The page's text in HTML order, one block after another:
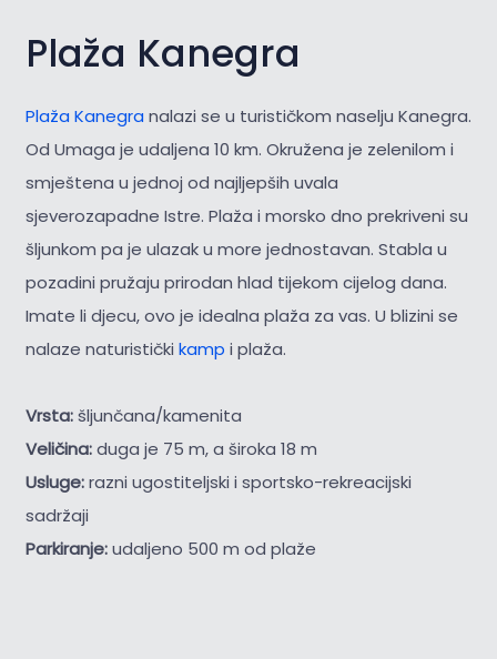
Plaža Kanegra
Plaža Kanegra nalazi se u turističkom naselju Kanegra.
Od Umaga je udaljena 10 km. Okružena je zelenilom i
smještena u jednoj od najljepših uvala
sjeverozapadne Istre. Plaža i morsko dno prekriveni su
šljunkom pa je ulazak u more jednostavan. Stabla u
pozadini pružaju prirodan hlad tijekom cijelog dana.
Imate li djecu, ovo je idealna plaža za vas. U blizini se
nalaze naturistički kamp i plaža.
Vrsta:šljunčana/kamenita
Veličina:duga je 75 m, a široka 18 m
Usluge:razni ugostiteljski i sportsko-rekreacijski
sadržaji
Parkiranje:udaljeno 500 m od plaže